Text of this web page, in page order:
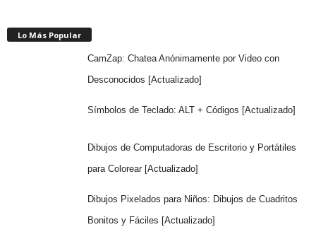
Lo Más Popular
CamZap: Chatea Anónimamente por Video con
Desconocidos [Actualizado]
Símbolos de Teclado: ALT + Códigos [Actualizado]
Dibujos de Computadoras de Escritorio y Portátiles
para Colorear [Actualizado]
Dibujos Pixelados para Niños: Dibujos de Cuadritos
Bonitos y Fáciles [Actualizado]